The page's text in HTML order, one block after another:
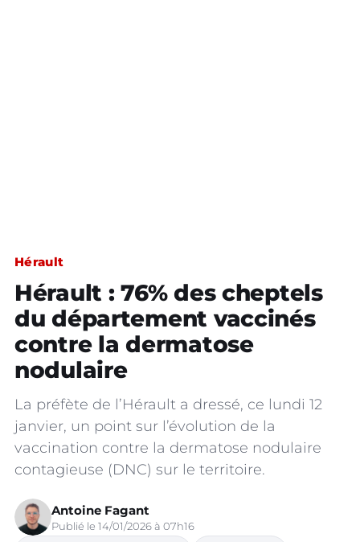
Hérault
Hérault : 76% des cheptels
du département vaccinés
contre la dermatose
nodulaire
La préfète de l’Hérault a dressé, ce lundi 12
janvier, un point sur l’évolution de la
vaccination contre la dermatose nodulaire
contagieuse (DNC) sur le territoire.
Antoine Fagant
Publié le 14/01/2026 à 07h16